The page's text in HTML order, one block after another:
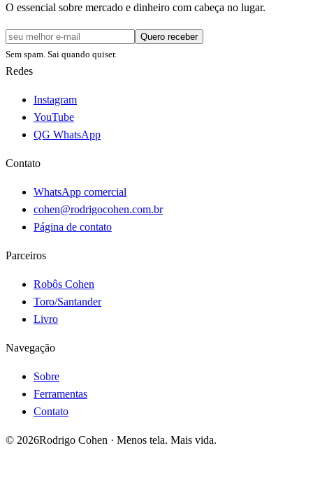
O essencial sobre mercado e dinheiro com cabeça no lugar.
Quero receber
Sem spam. Sai quando quiser.
Redes
Instagram
YouTube
QG WhatsApp
Contato
WhatsApp comercial
cohen@rodrigocohen.com.br
Página de contato
Parceiros
Robôs Cohen
Toro/Santander
Livro
Navegação
Sobre
Ferramentas
Contato
© 2026Rodrigo Cohen · Menos tela. Mais vida.